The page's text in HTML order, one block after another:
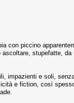
con piccino
stupefatte,
impazienti e soli,
e fiction, così